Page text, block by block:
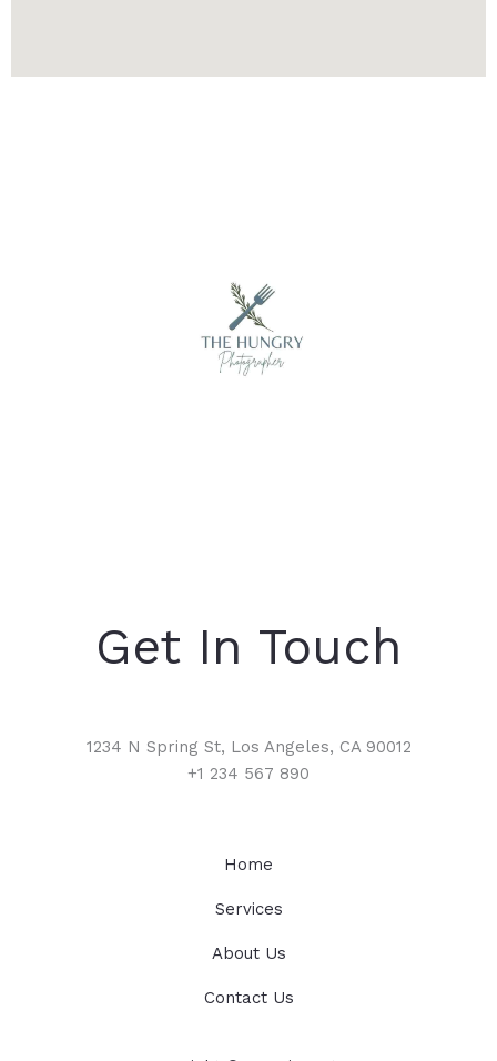
Get In Touch
1234 N Spring St, Los Angeles, CA 90012
+1 234 567 890
Home
Services
About Us
Contact Us